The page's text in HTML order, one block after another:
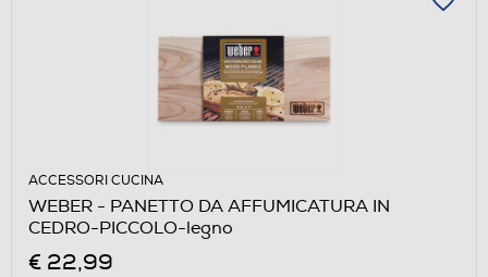
ACCESSORI CUCINA
WEBER - PANETTO DA AFFUMICATURA IN
CEDRO-PICCOLO-legno
€ 22,99